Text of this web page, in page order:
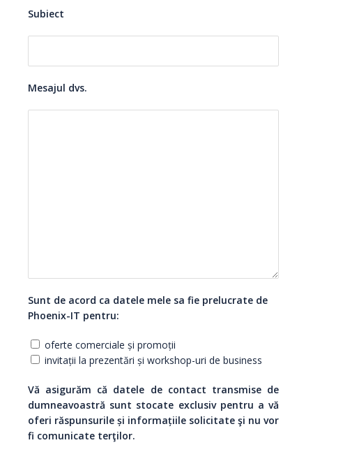
Subiect
Mesajul dvs.
Sunt de acord ca datele mele sa fie prelucrate de
Phoenix-IT pentru:
oferte comerciale și promoții
invitații la prezentări și workshop-uri de business
Vă asigurăm că datele de contact transmise de
dumneavoastră sunt stocate exclusiv pentru a vă
oferi răspunsurile și informațiile solicitate şi nu vor
fi comunicate terţilor.